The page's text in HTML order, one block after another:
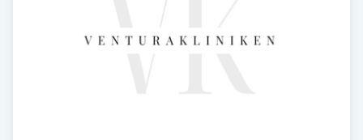
Kroppsinpackning